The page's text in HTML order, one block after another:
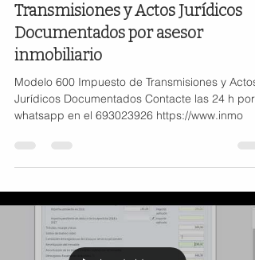
Transmisiones y Actos Jurídicos
Documentados por asesor
inmobiliario
Modelo 600 Impuesto de Transmisiones y Actos
Jurídicos Documentados Contacte las 24 h por
whatsapp en el 693023926 https://www.inmo